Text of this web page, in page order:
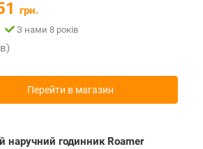
грн.
З нами 8 років
Перейти в магазин
наручний годинник Roamer